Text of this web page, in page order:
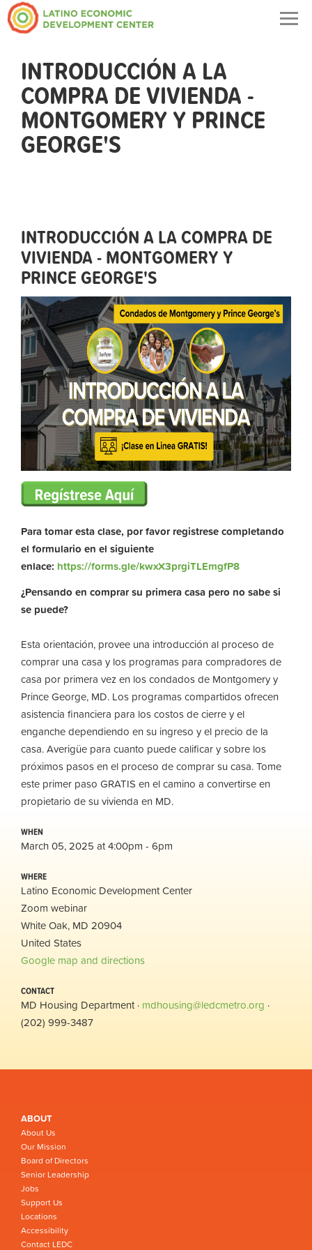
INTRODUCCIÓN A LA
COMPRA DE VIVIENDA -
MONTGOMERY Y PRINCE
GEORGE'S
INTRODUCCIÓN A LA COMPRA DE
VIVIENDA - MONTGOMERY Y
PRINCE GEORGE'S
Para tomar esta clase, por favor registrese completando
el formulario en el siguiente
enlace: https://forms.gle/kwxX3prgiTLEmgfP8
¿Pensando en comprar su primera casa pero no sabe si
se puede?
Esta orientación, provee una introducción al proceso de
comprar una casa y los programas para compradores de
casa por primera vez en los condados de Montgomery y
Prince George, MD. Los programas compartidos ofrecen
asistencia financiera para los costos de cierre y el
enganche dependiendo en su ingreso y el precio de la
casa. Averigüe para cuanto puede calificar y sobre los
próximos pasos en el proceso de comprar su casa. Tome
este primer paso GRATIS en el camino a convertirse en
propietario de su vivienda en MD.
WHEN
March 05, 2025 at 4:00pm - 6pm
WHERE
Latino Economic Development Center
Zoom webinar
White Oak, MD 20904
United States
Google map and directions
CONTACT
MD Housing Department · mdhousing@ledcmetro.org ·
(202) 999-3487
ABOUT
About Us
Our Mission
Board of Directors
Senior Leadership
Jobs
Support Us
Locations
Accessibility
Contact LEDC